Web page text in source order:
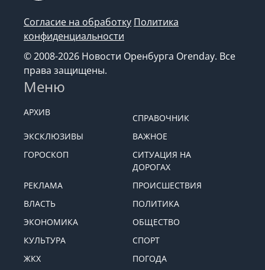
Согласие на обработку Политика
конфиденциальности
© 2008-2026 Новости Оренбурга Orenday. Все
права защищены.
Меню
АРХИВ
СПРАВОЧНИК
ЭКСКЛЮЗИВЫ
ВАЖНОЕ
ГОРОСКОП
СИТУАЦИЯ НА
ДОРОГАХ
РЕКЛАМА
ПРОИСШЕСТВИЯ
ВЛАСТЬ
ПОЛИТИКА
ЭКОНОМИКА
ОБЩЕСТВО
КУЛЬТУРА
СПОРТ
ЖКХ
ПОГОДА